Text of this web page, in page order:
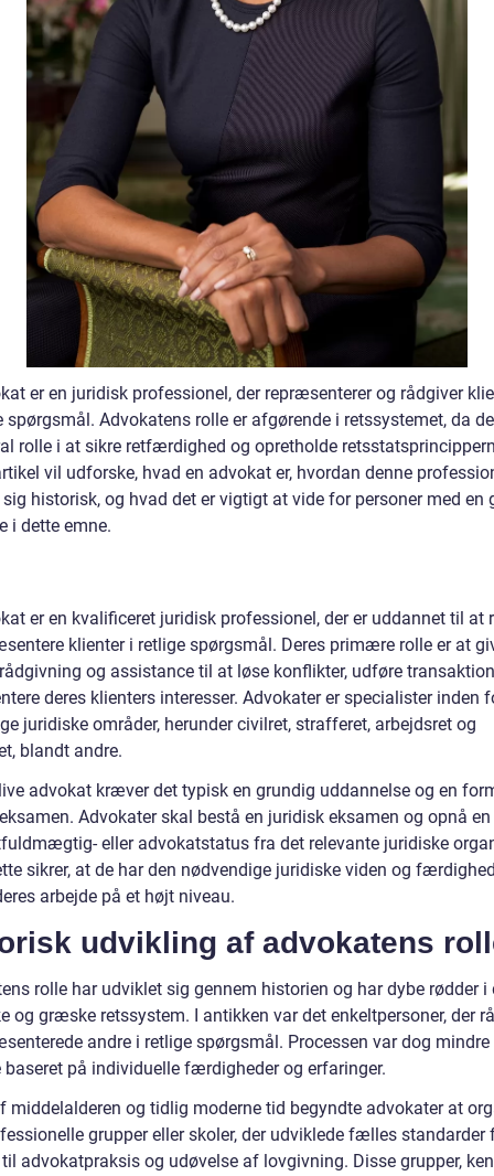
er en juridisk professionel, der repræsenterer og rådgiver
spørgsmål. Advokatens rolle er afgørende i retssystemet, da
rolle i at sikre retfærdighed og opretholde
vil udforske, hvad en advokat er, hvordan denne
historisk, og hvad det er vigtigt at vide for personer med en
i dette emne.
er en kvalificeret juridisk professionel, der er uddannet til at
klienter i retlige spørgsmål. Deres primære rolle er at
og assistance til at løse konflikter, udføre
deres klienters interesser. Advokater er specialister inden
juridiske områder, herunder civilret, strafferet, arbejdsret og
blandt andre.
advokat kræver det typisk en grundig uddannelse og en
Advokater skal bestå en juridisk eksamen og opnå en
eller advokatstatus fra det relevante juridiske
sikrer, at de har den nødvendige juridiske viden og
arbejde på et højt niveau.
udvikling af advokatens
rolle har udviklet sig gennem historien og har dybe rødder i
og græske retssystem. I antikken var det enkeltpersoner, der
andre i retlige spørgsmål. Processen var dog
baseret på individuelle færdigheder og erfaringer.
middelalderen og tidlig moderne tid begyndte advokater at
grupper eller skoler, der udviklede fælles standarder
advokatpraksis og udøvelse af lovgivning. Disse grupper,